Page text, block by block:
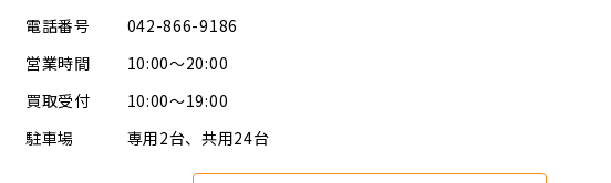
電話番号
042-866-9186
営業時間
10:00～20:00
買取受付
10:00～19:00
駐車場
専用2台、共用24台